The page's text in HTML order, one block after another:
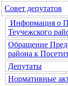
Совет депутатов
Информация о
Теучежского
Обращение
района к
Депутаты
Нормативные